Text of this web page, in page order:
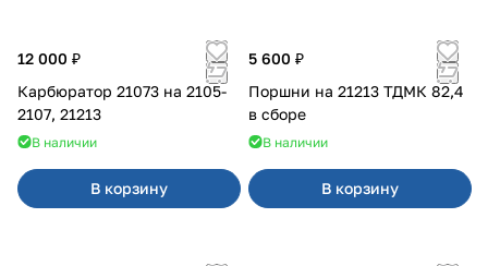
12 000 ₽
Карбюратор 21073 на 2105-
2107, 21213
В наличии
В корзину
5 600 ₽
Поршни на 21213 ТДМК 82,4
в сборе
В наличии
В корзину